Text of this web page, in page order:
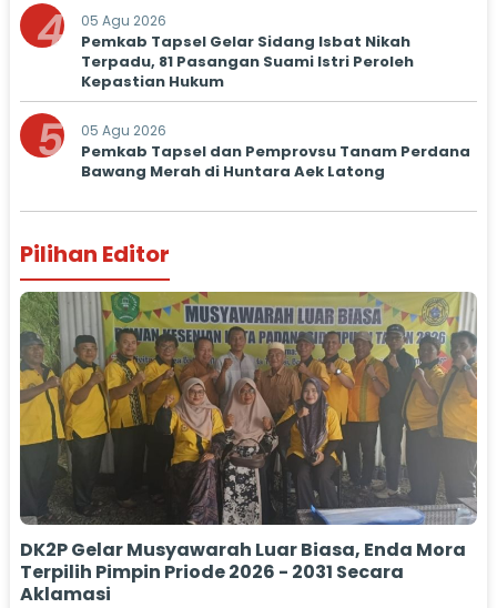
4 05 Agu 2026
Pemkab Tapsel Gelar Sidang Isbat Nikah
Terpadu, 81 Pasangan Suami Istri Peroleh
Kepastian Hukum
5 05 Agu 2026
Pemkab Tapsel dan Pemprovsu Tanam Perdana
Bawang Merah di Huntara Aek Latong
Pilihan Editor
DK2P Gelar Musyawarah Luar Biasa, Enda Mora
Terpilih Pimpin Priode 2026 - 2031 Secara
Aklamasi